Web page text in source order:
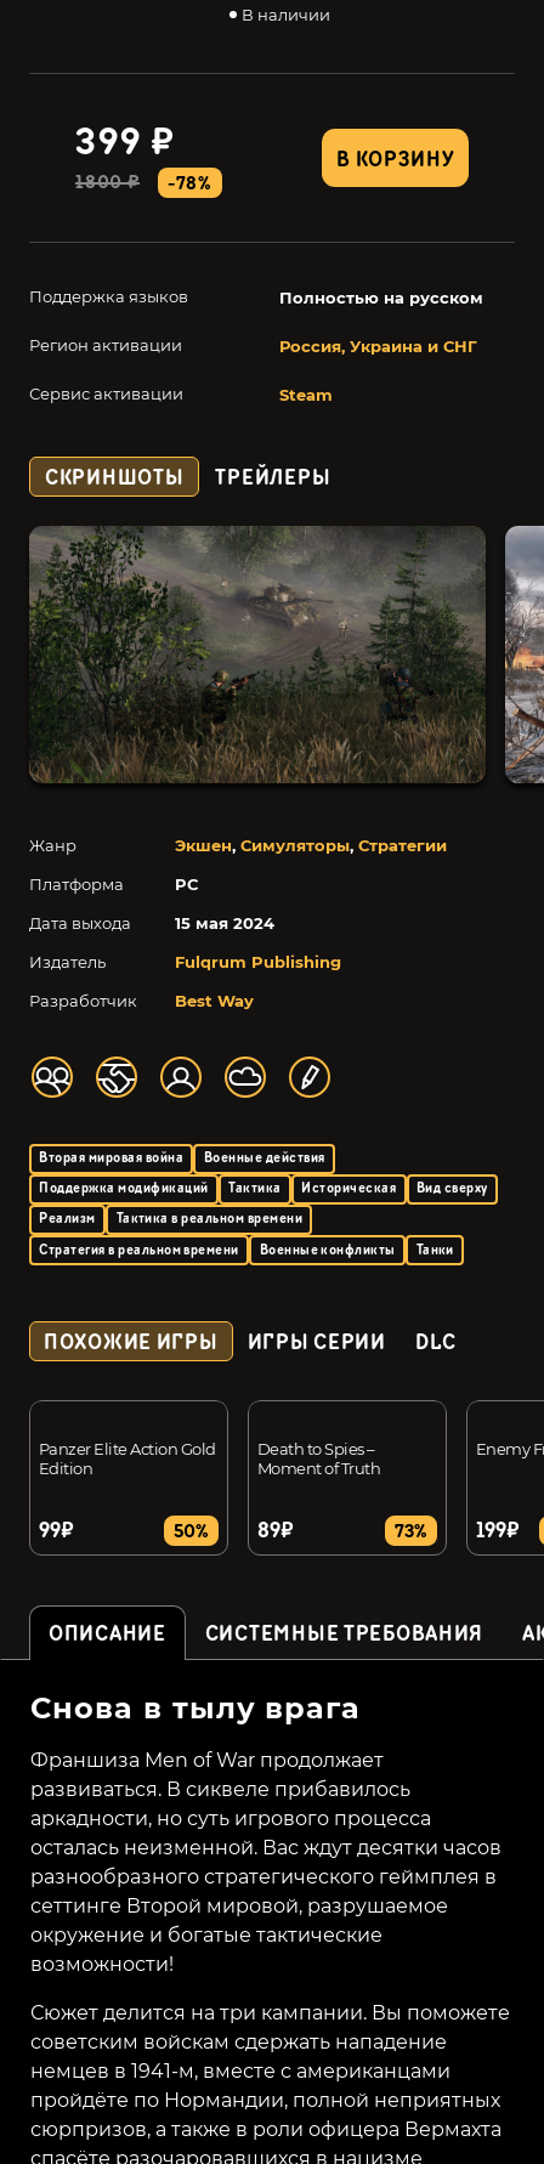
В наличии
В КОРЗИНУ
399 ₽
1800 ₽ -78%
Поддержка языков Полностью на русском
Регион активации Россия, Украина и СНГ
Сервис активации Steam
Жанр Экшен, Симуляторы, Стратегии
Платформа
PC
Дата выхода
15 мая 2024
Издатель
Fulqrum Publishing
Разработчик
Best Way
Вторая мировая война
Военные действия
Поддержка модификаций
Тактика Историческая
Вид сверху
Реализм
Тактика в реальном времени
Стратегия в реальном времени
Военные конфликты Танки
СКРИНШОТЫ ТРЕЙЛЕРЫ
ПОХОЖИЕ ИГРЫ ИГРЫ СЕРИИ DLC
Panzer Elite Action Gold
Edition
99₽ 50%
Death to Spies –
Moment of Truth
89₽ 73%
Enemy
199₽
ОПИСАНИЕ СИСТЕМНЫЕ ТРЕБОВАНИЯ
Снова в тылу врага
Франшиза Men of War продолжает
развиваться. В сиквеле прибавилось
аркадности, но суть игрового процесса
осталась неизменной. Вас ждут десятки часов
разнообразного стратегического геймплея в
сеттинге Второй мировой, разрушаемое
окружение и богатые тактические
возможности!
Сюжет делится на три кампании. Вы поможете
советским войскам сдержать нападение
немцев в 1941-м, вместе с американцами
пройдёте по Нормандии, полной неприятных
сюрпризов, а также в роли офицера Вермахта
спасёте разочаровавшихся в нацизме